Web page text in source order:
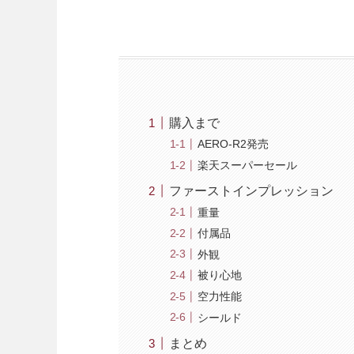
購入まで
AERO-R2発売
楽天スーパーセール
ファーストインプレッション
重量
付属品
外観
被り心地
空力性能
シールド
まとめ